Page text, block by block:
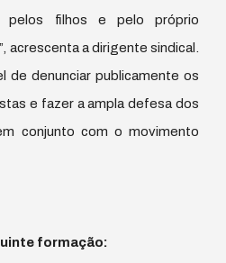
pelos filhos e pelo próprio
acrescenta a dirigente sindical.
de denunciar publicamente os
e fazer a ampla defesa dos
conjunto com o movimento
formação: